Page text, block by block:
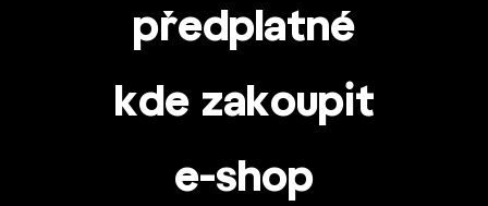
předplatné
kde zakoupit
e-shop